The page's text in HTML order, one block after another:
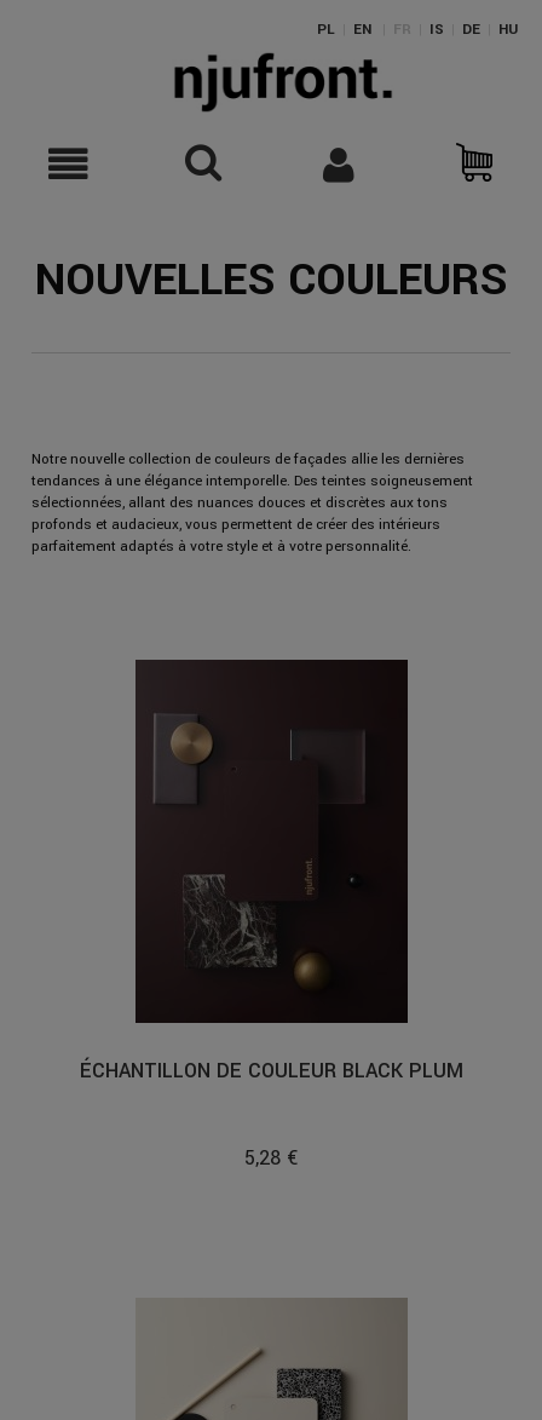
PL EN FR IS DE HU
NOUVELLES COULEURS
Notre nouvelle collection de couleurs de façades allie les dernières
tendances à une élégance intemporelle. Des teintes soigneusement
sélectionnées, allant des nuances douces et discrètes aux tons
profonds et audacieux, vous permettent de créer des intérieurs
parfaitement adaptés à votre style et à votre personnalité.
ÉCHANTILLON DE COULEUR BLACK PLUM
5,28 €